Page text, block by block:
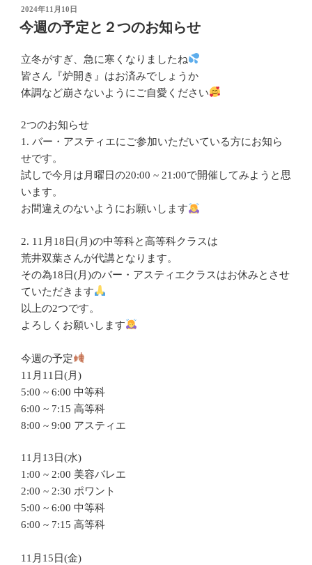
投
稿
日:
2024年11月10日
今週の予定と２つのお知らせ
立冬がすぎ、急に寒くなりましたね
皆さん『炉開き』はお済みでしょうか
体調など崩さないようにご自愛ください
2つのお知らせ
1. バー・アスティエにご参加いただいている方にお知ら
せです。
試しで今月は月曜日の20:00 ~ 21:00で開催してみようと思
います。
お間違えのないようにお願いします
2. 11月18日(月)の中等科と高等科クラスは
荒井双葉さんが代講となります。
その為18日(月)のバー・アスティエクラスはお休みとさせ
ていただきます
以上の2つです。
よろしくお願いします
今週の予定
11月11日(月)
5:00 ~ 6:00 中等科
6:00 ~ 7:15 高等科
8:00 ~ 9:00 アスティエ
11月13日(水)
1:00 ~ 2:00 美容バレエ
2:00 ~ 2:30 ポワント
5:00 ~ 6:00 中等科
6:00 ~ 7:15 高等科
11月15日(金)